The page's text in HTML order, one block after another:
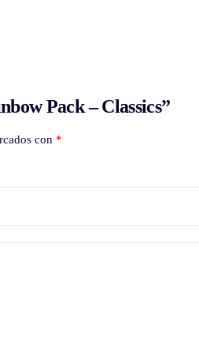
Pack – Classics”
con *